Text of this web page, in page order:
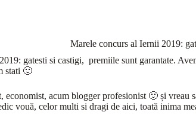
Marele concurs al Iernii 2019:
gatesti si castigi, premiile sunt garantate.
stati 🙂
economist, acum blogger profesionist 🙂 și
vouă, celor multi si dragi de aici, toată inima